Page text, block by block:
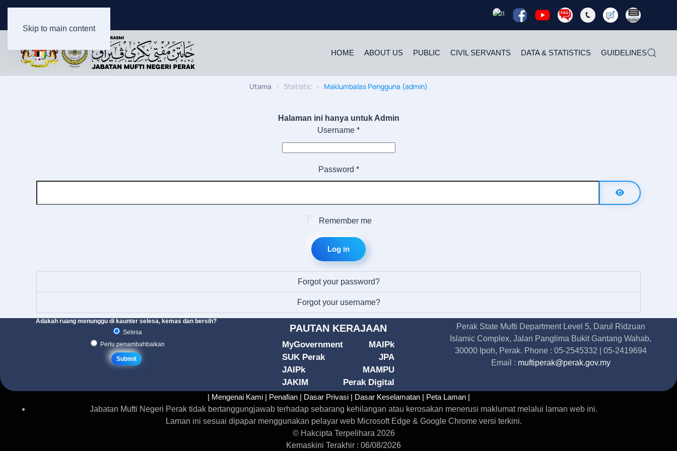
Skip to main content
Read Read Read Read Read Read
HOME
ABOUT US PUBLIC CIVIL SERVANTS DATA & STATISTICS GUIDELINES
Utama Statistic Maklumbalas Pengguna (admin)
Halaman ini hanya untuk Admin
Username *
Password *
Remember me
Log in
Forgot your password?
Forgot your username?
Adakah ruang menunggu di kaunter selesa, kemas dan bersih?
Selesa
Perlu penambahbaikan
PAUTAN KERAJAAN
MyGovernment
SUK Perak
JAIPk
JAKIM
MAIPk
JPA
MAMPU
Perak Digital
Perak State Mufti Department Level 5, Darul Ridzuan
Islamic Complex, Jalan Panglima Bukit Gantang Wahab,
30000 Ipoh, Perak. Phone : 05-2545332 | 05-2419694
Email : muftiperak@perak.gov.my
| Mengenai Kami | Penafian | Dasar Privasi | Dasar Keselamatan | Peta Laman |
Jabatan Mufti Negeri Perak tidak bertanggungjawab terhadap sebarang kehilangan atau kerosakan menerusi maklumat melalui laman web ini.
Laman ini sesuai dipapar menggunakan pelayar web Microsoft Edge & Google Chrome versi terkini.
© Hakcipta Terpelihara 2026
Kemaskini Terakhir : 06/08/2026